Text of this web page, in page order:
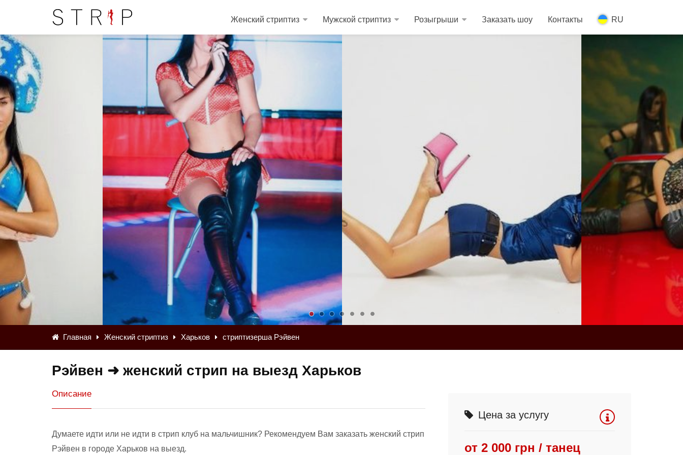
Женский стриптиз Мужской стриптиз Розыгрыши Заказать шоу Контакты RU
Главная Женский стриптиз Харьков стриптизерша Рэйвен
Рэйвен ➜ женский стрип на выезд Харьков
Описание
Думаете идти или не идти в стрип клуб на мальчишник? Рекомендуем Вам заказать женский стрип
Рэйвен в городе Харьков на выезд.
Цена за услугу
от 2 000 грн / танец